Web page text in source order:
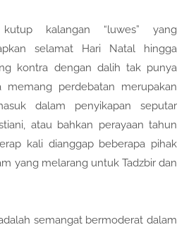
kalangan “luwes” yang
selamat Hari Natal hingga
kontra dengan dalih tak punya
memang perdebatan merupakan
dalam penyikapan seputar
atau bahkan perayaan tahun
kali dianggap beberapa pihak
yang melarang untuk Tadzbir dan
semangat bermoderat dalam